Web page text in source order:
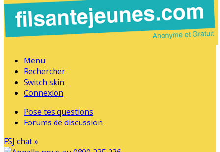
Menu
Rechercher
Switch skin
Connexion
Pose tes questions
Forums de discussion
FSJ chat »